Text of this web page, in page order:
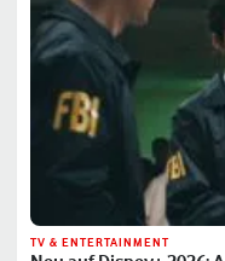
TV & ENTERTAINMENT